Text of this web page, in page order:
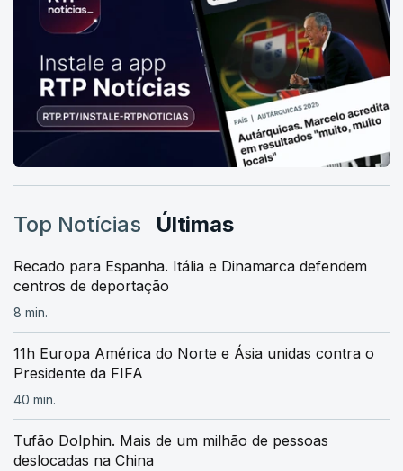
Top Notícias Últimas
Recado para Espanha. Itália e Dinamarca defendem
centros de deportação
8 min.
11h Europa América do Norte e Ásia unidas contra o
Presidente da FIFA
40 min.
Tufão Dolphin. Mais de um milhão de pessoas
deslocadas na China